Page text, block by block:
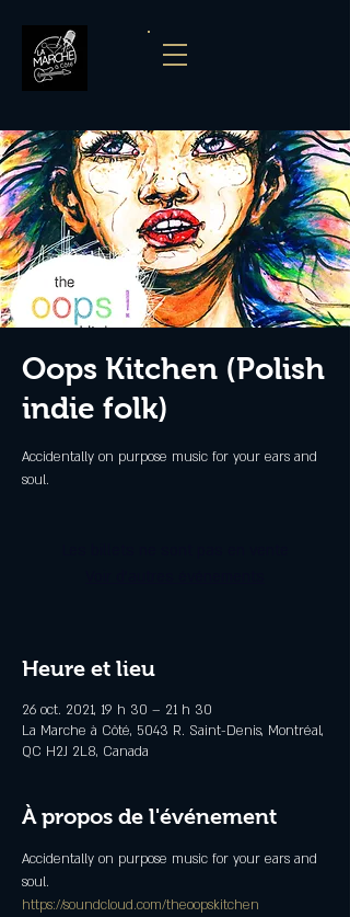
Oops Kitchen (Polish
indie folk)
Accidentally on purpose music for your ears and
soul.
Heure et lieu
26 oct. 2021, 19 h 30 – 21 h 30
La Marche à Côté, 5043 R. Saint-Denis, Montréal,
QC H2J 2L8, Canada
À propos de l'événement
Accidentally on purpose music for your ears and
soul.
https://soundcloud.com/theoopskitchen